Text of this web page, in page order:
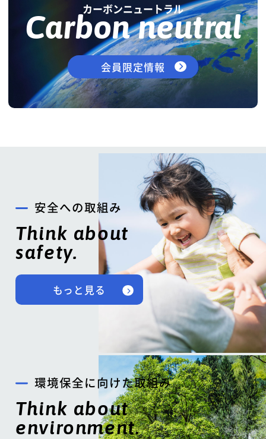
カーボンニュートラル
Carbon neutral
会員限定情報
安全への取組み
Think about
safety.
もっと見る
環境保全に向けた取組み
Think about
environment.